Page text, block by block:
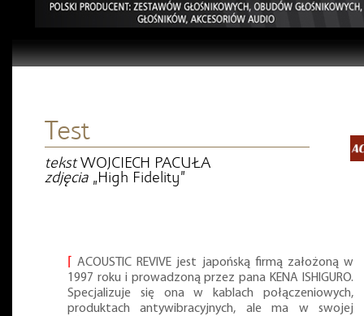
Test
tekstWOJCIECH PACUŁA
zdjęcia „High Fidelity”
⌈ACOUSTIC REVIVE jest japońską firmą założoną w
1997 roku i prowadzoną przez pana KENA ISHIGURO.
Specjalizuje się ona w kablach połączeniowych,
produktach antywibracyjnych, ale ma w swojej